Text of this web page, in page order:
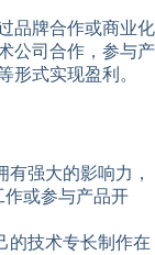
品牌合作或商业化
公司合作，参与产
形式实现盈利。
强大的影响力，
或参与产品开
的技术专长制作在